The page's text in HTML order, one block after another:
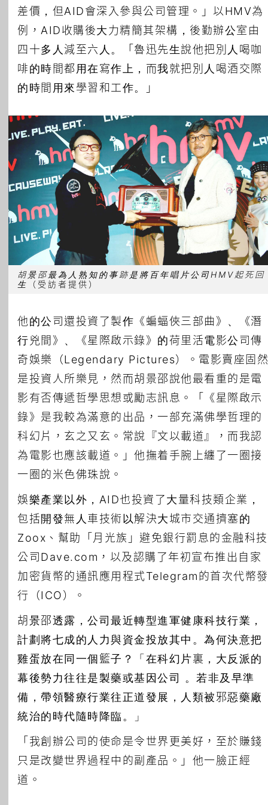
差價，但AID會深入參與公司管理。」以HMV為
例，AID收購後大力精簡其架構，後勤辦公室由
四十多人減至六人。「魯迅先生說他把別人喝咖
啡的時間都用在寫作上，而我就把別人喝酒交際
的時間用來學習和工作。」
胡景邵最為人熟知的事跡是將百年唱片公司HMV起死回
生
（受訪者提供）
他的公司還投資了製作《蝙蝠俠三部曲》、《潛
行兇間》、《星際啟示錄》的荷里活電影公司傳
奇娛樂（Legendary Pictures）。電影賣座固然
是投資人所樂見，然而胡景邵說他最看重的是電
影有否傳遞哲學思想或勵志訊息。「《星際啟示
錄》是我較為滿意的出品，一部充滿佛學哲理的
科幻片，玄之又玄。常說『文以載道』，而我認
為電影也應該載道。」他撫着手腕上纏了一圈接
一圈的米色佛珠說。
娛樂產業以外，AID也投資了大量科技類企業，
包括開發無人車技術以解決大城市交通擠塞的
Zoox、幫助「月光族」避免銀行罰息的金融科技
公司Dave.com，以及認購了年初宣布推出自家
加密貨幣的通訊應用程式Telegram的首次代幣發
行（ICO）。
胡景邵透露，公司最近轉型進軍健康科技行業，
計劃將七成的人力與資金投放其中。為何決意把
雞蛋放在同一個籃子？「在科幻片裏，大反派的
幕後勢力往往是製藥或基因公司 。若非及早準
備，帶領醫療行業往正道發展，人類被邪惡藥廠
統治的時代隨時降臨。」
「我創辦公司的使命是令世界更美好，至於賺錢
只是改變世界過程中的副產品。」他一臉正經
道。